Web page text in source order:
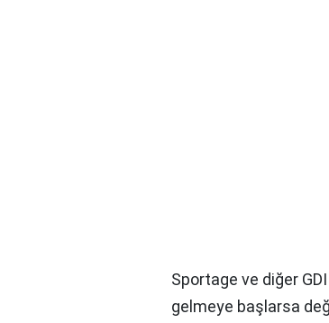
Sportage ve diğer
gelmeye başlarsa